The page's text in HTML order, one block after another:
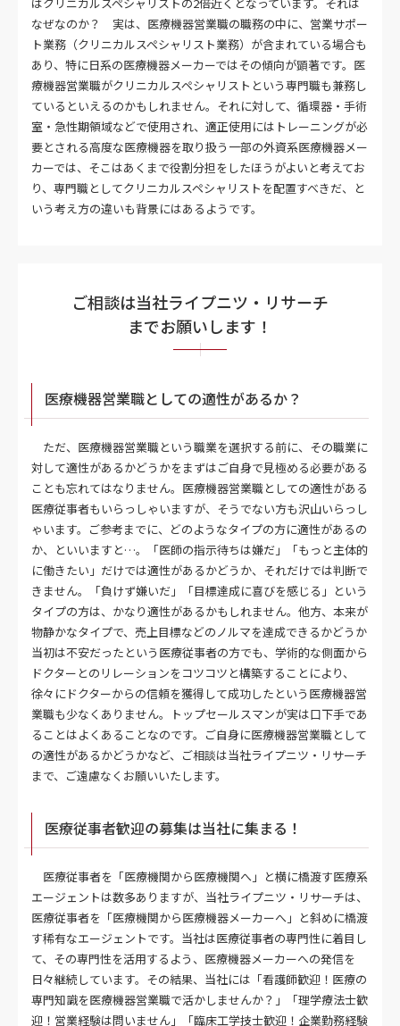
なぜなのか？ 実は、医療機器営業職の職務の中に、営業サポー
ト業務（クリニカルスペシャリスト業務）が含まれている場合も
あり、特に日系の医療機器メーカーではその傾向が顕著です。医
療機器営業職がクリニカルスペシャリストという専門職も兼務し
ているといえるのかもしれません。それに対して、循環器・手術
室・急性期領域などで使用され、適正使用にはトレーニングが必
要とされる高度な医療機器を取り扱う一部の外資系医療機器メー
カーでは、そこはあくまで役割分担をしたほうがよいと考えてお
り、専門職としてクリニカルスペシャリストを配置すべきだ、と
いう考え方の違いも背景にはあるようです。
ご相談は当社ライプニツ・リサーチ
までお願いします！
医療機器営業職としての適性があるか？
ただ、医療機器営業職という職業を選択する前に、その職業に
対して適性があるかどうかをまずはご自身で見極める必要がある
ことも忘れてはなりません。医療機器営業職としての適性がある
医療従事者もいらっしゃいますが、そうでない方も沢山いらっし
ゃいます。ご参考までに、どのようなタイプの方に適性があるの
か、といいますと…。「医師の指示待ちは嫌だ」「もっと主体的
に働きたい」だけでは適性があるかどうか、それだけでは判断で
きません。「負けず嫌いだ」「目標達成に喜びを感じる」という
タイプの方は、かなり適性があるかもしれません。他方、本来が
物静かなタイプで、売上目標などのノルマを達成できるかどうか
当初は不安だったという医療従事者の方でも、学術的な側面から
ドクターとのリレーションをコツコツと構築することにより、
徐々にドクターからの信頼を獲得して成功したという医療機器営
業職も少なくありません。トップセールスマンが実は口下手であ
ることはよくあることなのです。ご自身に医療機器営業職として
の適性があるかどうかなど、ご相談は当社ライプニツ・リサーチ
まで、ご遠慮なくお願いいたします。
医療従事者歓迎の募集は当社に集まる！
医療従事者を「医療機関から医療機関へ」と横に橋渡す医療系
エージェントは数多ありますが、当社ライプニツ・リサーチは、
医療従事者を「医療機関から医療機器メーカーへ」と斜めに橋渡
す稀有なエージェントです。当社は医療従事者の専門性に着目し
て、その専門性を活用するよう、医療機器メーカーへの発信を
日々継続しています。その結果、当社には「看護師歓迎！医療の
専門知識を医療機器営業職で活かしませんか？」「理学療法士歓
迎！営業経験は問いません」「臨床工学技士歓迎！企業勤務経験